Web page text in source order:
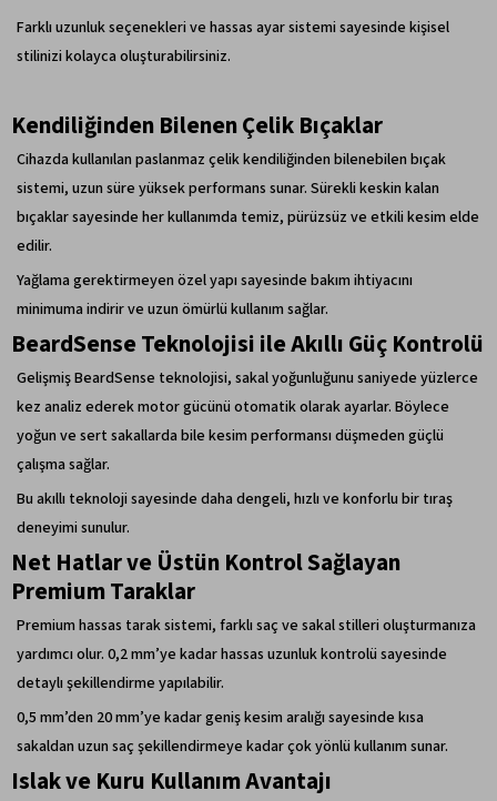
Farklı uzunluk seçenekleri ve hassas ayar sistemi sayesinde kişisel
stilinizi kolayca oluşturabilirsiniz.
Kendiliğinden Bilenen Çelik Bıçaklar
Cihazda kullanılan paslanmaz çelik kendiliğinden bilenebilen bıçak
sistemi, uzun süre yüksek performans sunar. Sürekli keskin kalan
bıçaklar sayesinde her kullanımda temiz, pürüzsüz ve etkili kesim elde
edilir.
Yağlama gerektirmeyen özel yapı sayesinde bakım ihtiyacını
minimuma indirir ve uzun ömürlü kullanım sağlar.
BeardSense Teknolojisi ile Akıllı Güç Kontrolü
Gelişmiş BeardSense teknolojisi, sakal yoğunluğunu saniyede yüzlerce
kez analiz ederek motor gücünü otomatik olarak ayarlar. Böylece
yoğun ve sert sakallarda bile kesim performansı düşmeden güçlü
çalışma sağlar.
Bu akıllı teknoloji sayesinde daha dengeli, hızlı ve konforlu bir tıraş
deneyimi sunulur.
Net Hatlar ve Üstün Kontrol Sağlayan
Premium Taraklar
Premium hassas tarak sistemi, farklı saç ve sakal stilleri oluşturmanıza
yardımcı olur. 0,2 mm’ye kadar hassas uzunluk kontrolü sayesinde
detaylı şekillendirme yapılabilir.
0,5 mm’den 20 mm’ye kadar geniş kesim aralığı sayesinde kısa
sakaldan uzun saç şekillendirmeye kadar çok yönlü kullanım sunar.
Islak ve Kuru Kullanım Avantajı